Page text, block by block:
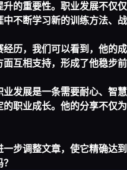
的重要性。职业发展不仅
不断学习新的训练方法、
经历，我们可以看到，他的
互相支持，形成了他稳步
发展是一条需要耐心、智
职业成长。他的分享不仅
一步调整文章，使它精确